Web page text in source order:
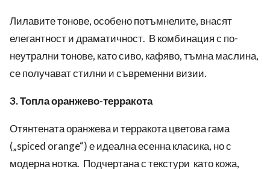
Лилавите тонове, особено потъмнелите, внасят
елегантност и драматичност. В комбинация с по-
неутрални тонове, като сиво, кафяво, тъмна маслина,
се получават стилни и съвременни визии.
3. Топла оранжево-терракота
Отянтената оранжева и терракота цветова гама
(„spiced orange“) е идеална есенна класика, но с
модерна нотка. Подчертана с текстури като кожа,